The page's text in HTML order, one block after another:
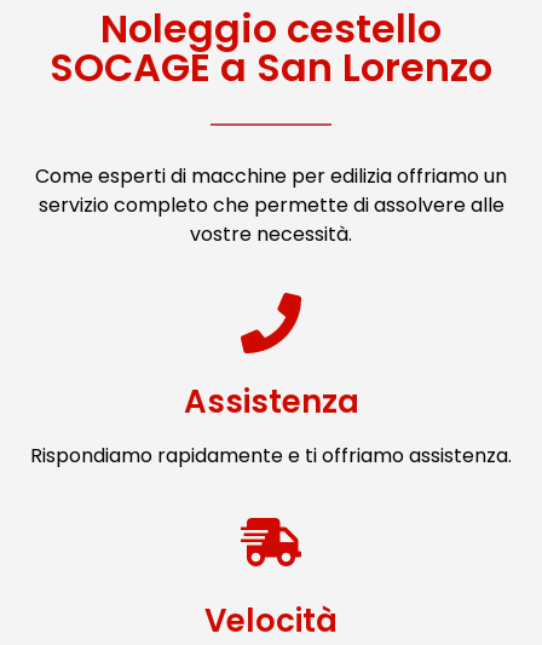
Noleggio cestello
SOCAGE a San Lorenzo
Come esperti di macchine per edilizia offriamo un
servizio completo che permette di assolvere alle
vostre necessità.
Assistenza
Rispondiamo rapidamente e ti offriamo assistenza.
Velocità